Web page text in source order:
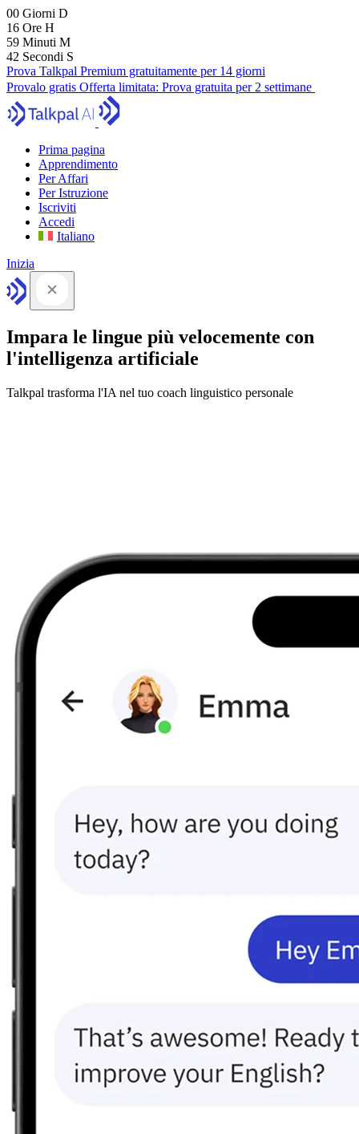
00 Giorni D
16 Ore H
59 Minuti M
41 Secondi S
Prova Talkpal Premium gratuitamente per 14 giorni
Provalo gratis Offerta limitata: Prova gratuita per 2 settimane
Prima pagina
Apprendimento
Per Affari
Per Istruzione
Iscriviti
Accedi
Italiano
Inizia
Impara le lingue più velocemente con
l'intelligenza artificiale
Talkpal trasforma l'IA nel tuo coach linguistico personale